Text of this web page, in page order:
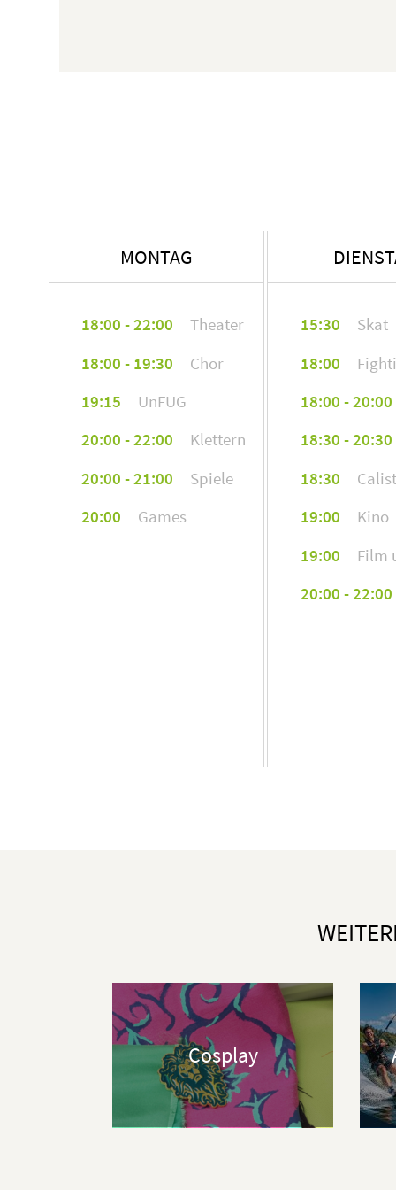
MONTAG
18:00 - 22:00
Theater
18:00 - 19:30
Chor
19:15
UnFUG
20:00 - 22:00
Klettern
20:00 - 21:00
Spiele
20:00
Games
15:30
Skat
18:00
18:00 - 20:00
18:30 - 20:30
18:30
19:00
Kino
19:00
Film
20:00 - 22:00
Cosplay